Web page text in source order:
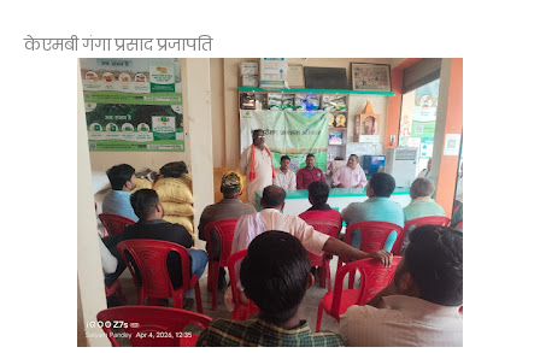
केएमबी गंगा प्रसाद प्रजापति